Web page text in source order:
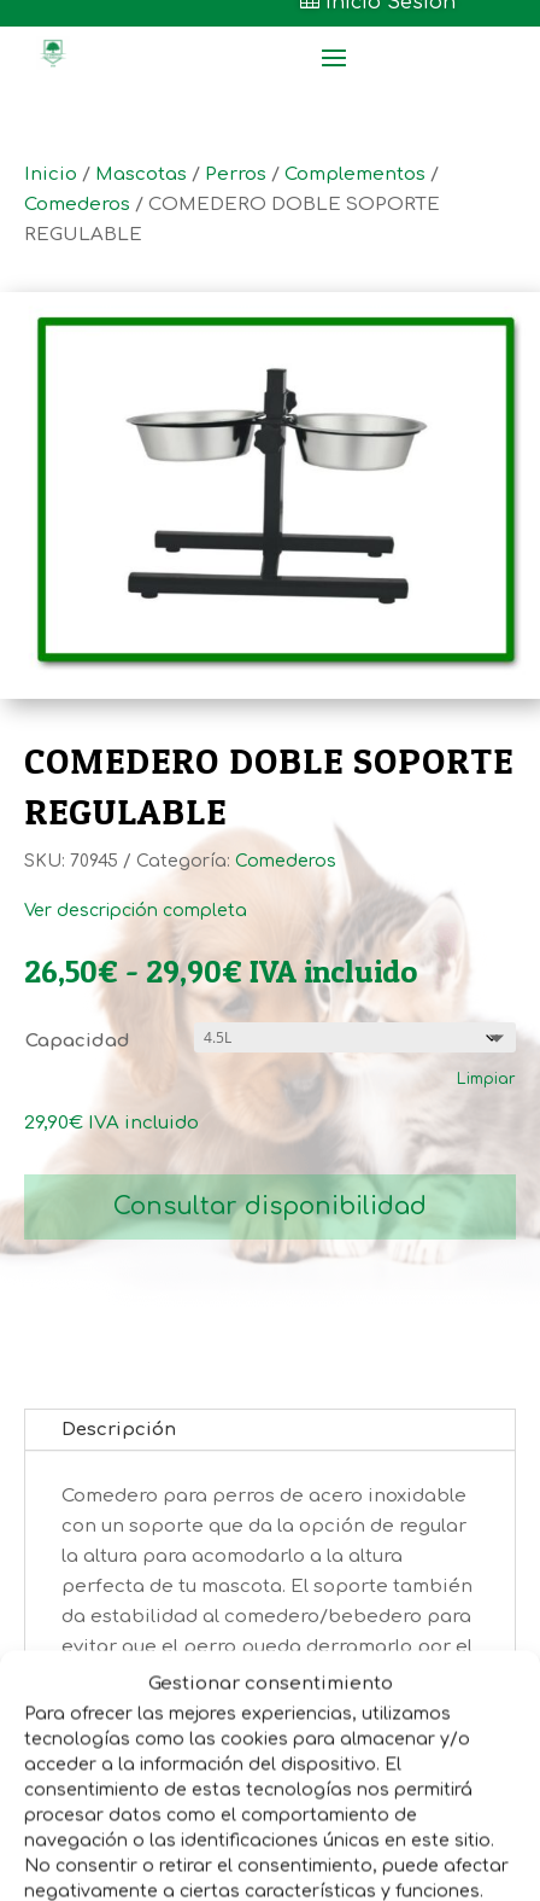
Gestionar consentimiento
Para ofrecer las mejores experiencias, utilizamos
tecnologías como las cookies para almacenar y/o
acceder a la información del dispositivo. El
consentimiento de estas tecnologías nos permitirá
procesar datos como el comportamiento de
navegación o las identificaciones únicas en este sitio.
No consentir o retirar el consentimiento, puede afectar
negativamente a ciertas características y funciones.
Inicio / Mascotas / Perros / Complementos /
Comederos / COMEDERO DOBLE SOPORTE
REGULABLE
COMEDERO DOBLE SOPORTE
REGULABLE
SKU: 70945 Categoría: Comederos
Ver descripción completa
26,50€ - 29,90€ Rango
de
precios:
desde
hasta
29,90€
IVA incluido
Capacidad
Limpiar
29,90€ IVA incluido
Consultar disponibilidad
Descripción
Comedero para perros de acero inoxidable
con un soporte que da la opción de regular
la altura para acomodarlo a la altura
perfecta de tu mascota. El soporte también
da estabilidad al comedero/bebedero para
evitar que el perro pueda derramarlo por el
suelo o que pueda ser volcado por
accidentalmente.
Productos relacionados